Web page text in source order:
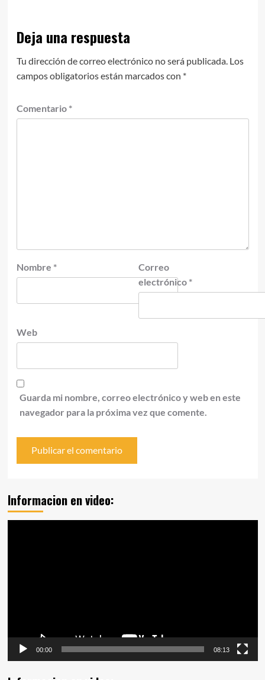
Deja una respuesta
Tu dirección de correo electrónico no será publicada. Los
campos obligatorios están marcados con *
Comentario *
Nombre *
Correo
electrónico *
Web
Guarda mi nombre, correo electrónico y web en este
navegador para la próxima vez que comente.
Informacion en video:
00:00 08:13